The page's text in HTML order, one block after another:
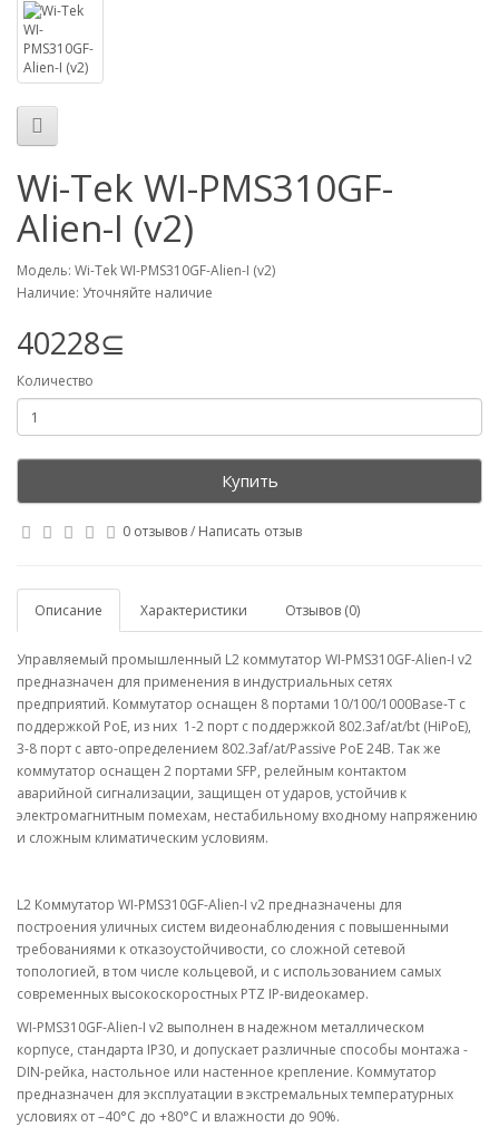
Wi-Tek WI-PMS310GF-
Alien-I (v2)
Модель: Wi-Tek WI-PMS310GF-Alien-I (v2)
Наличие: Уточняйте наличие
40228⊆
Количество
Купить
0 отзывов/ Написать отзыв
Описание Характеристики Отзывов (0)
Управляемый промышленный L2 коммутатор WI-PMS310GF-Alien-I v2
предназначен для применения в индустриальных сетях
предприятий. Коммутатор оснащен 8 портами 10/100/1000Base-Т с
поддержкой PoE, из них 1-2 порт с поддержкой 802.3af/at/bt (HiPoE),
3-8 порт c авто-определением 802.3af/at/Passive PoE 24В. Так же
коммутатор оснащен 2 портами SFP, релейным контактом
аварийной сигнализации, защищен от ударов, устойчив к
электромагнитным помехам, нестабильному входному напряжению
и сложным климатическим условиям.
L2 Коммутатор WI-PMS310GF-Alien-I v2 предназначены для
построения уличных систем видеонаблюдения c повышенными
требованиями к отказоустойчивости, со сложной сетевой
топологией, в том числе кольцевой, и с использованием самых
современных высокоскоростных PTZ IP-видеокамер.
WI-PMS310GF-Alien-I v2 выполнен в надежном металлическом
корпусе, стандарта IP30, и допускает различные способы монтажа -
DIN-рейка, настольное или настенное крепление. Коммутатор
предназначен для эксплуатации в экстремальных температурных
условиях от –40°C до +80°C и влажности до 90%.